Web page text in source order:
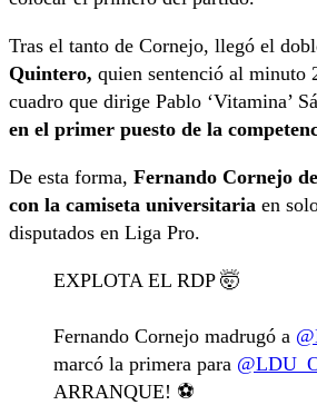
Tras el tanto de Cornejo, llegó el
Quintero, quien sentenció al
cuadro que dirige Pablo ‘Vitamina’
en el primer puesto de la
De esta forma, Fernando Cornejo
con la camiseta universitaria en
disputados en Liga Pro.
EXPLOTA EL RDP 🤯
Fernando Cornejo madrugó a
marcó la primera para
ARRANQUE! ⚽️